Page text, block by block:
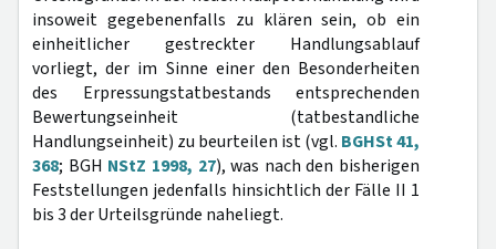
insoweit gegebenenfalls zu klären sein, ob ein
einheitlicher gestreckter Handlungsablauf
vorliegt, der im Sinne einer den Besonderheiten
des Erpressungstatbestands entsprechenden
Bewertungseinheit (tatbestandliche
Handlungseinheit) zu beurteilen ist (vgl. BGHSt 41,
368; BGH NStZ 1998, 27), was nach den bisherigen
Feststellungen jedenfalls hinsichtlich der Fälle II 1
bis 3 der Urteilsgründe naheliegt.